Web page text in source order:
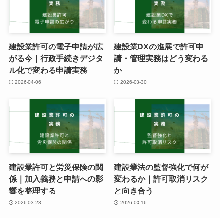
建設業許可の電子申請が広
がる今｜行政手続きデジタ
ル化で変わる申請実務
2026-04-06
建設業DXの進展で許可申
請・管理実務はどう変わる
か
2026-03-30
建設業許可と労災保険の関
係｜加入義務と申請への影
響を整理する
2026-03-23
建設業法の監督強化で何が
変わるか｜許可取消リスク
と向き合う
2026-03-16